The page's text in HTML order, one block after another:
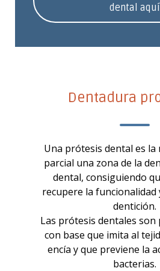
dental aquí
Dentadura
Una prótesis dental es la
parcial una zona de la
dental, consiguiendo
recupere la funcionalidad
dentición.
Las prótesis dentales son
con base que imita al
encía y que previene la
bacterias.